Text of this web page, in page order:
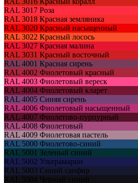
RAL 3017 Роза
RAL 3018 Красная земляника
RAL 3020 Красный насыщенный
RAL 3022 Красный лосось
RAL 3027 Красная малина
RAL 3031 Красный восточный
RAL 4001 Красная сирень
RAL 4002 Фиолетовый красный
RAL 4003 Фиолетовый вереск
RAL 4004 Фиолетовый кларет
RAL 4005 Синяя сирень
RAL 4006 Фиолетовый насыщенный
RAL 4007 Фиолетово-пурпурный
RAL 4008 Фиолетовый
RAL 4009 Фиолетовая пастель
RAL 5000 Фиолетово-синий
RAL 5001 Зеленый синий
RAL 5002 Ультрамарин
RAL 5003 Синий сапфир